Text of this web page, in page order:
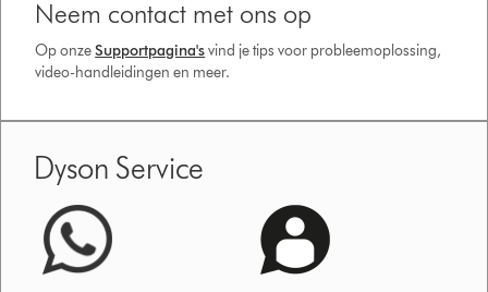
Neem contact met ons op
Op onzeSupportpagina'svind je tips voor probleemoplossing,
video-handleidingen en meer.
Dyson Service